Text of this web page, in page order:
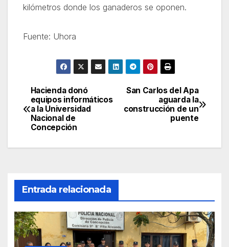
kilómetros donde los ganaderos se oponen.
Fuente: Uhora
Navegación
de
entradas
San Carlos del Apa
aguarda la
construcción de un
puente
Hacienda donó
equipos informáticos
a la Universidad
Nacional de
Concepción
Entrada relacionada